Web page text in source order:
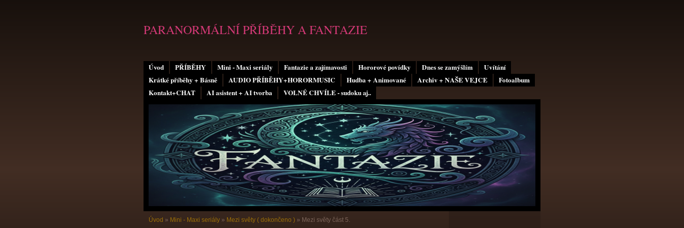
Úvod PŘÍBĚHY Mini - Maxi seriály Fantazie a zajímavosti Hororové povídky Dnes se zamýšlím
Uvítání
Krátké příběhy + Básně
AUDIO PŘÍBĚHY+HORORMUSIC Hudba + Animované Archiv + NAŠE VEJCE
Fotoalbum
Kontakt+CHAT
AI asistent + AI tvorba VOLNÉ CHVÍLE - sudoku aj..
PARANORMÁLNÍ PŘÍBĚHY A FANTAZIE
Úvod » Mini - Maxi seriály » Mezi světy ( dokončeno ) » Mezi světy část 5.